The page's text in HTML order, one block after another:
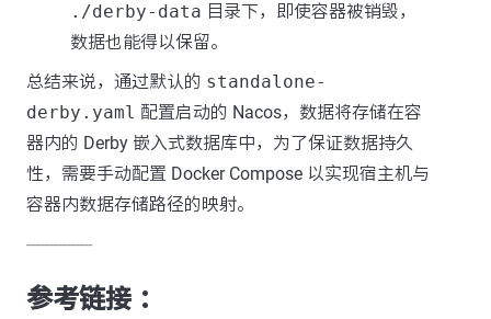
./derby-data 目录下，即使容器被销毁，
数据也能得以保留。
总结来说，通过默认的 standalone-
derby.yaml 配置启动的 Nacos，数据将存储在容
器内的 Derby 嵌入式数据库中，为了保证数据持久
性，需要手动配置 Docker Compose 以实现宿主机与
容器内数据存储路径的映射。
---------------
参考链接 ：